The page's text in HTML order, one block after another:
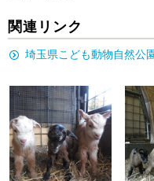
関連リンク
埼玉県こども動物自然公